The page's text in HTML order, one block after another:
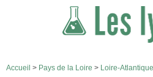
Accueil > Pays de la Loire > Loire-Atlantique